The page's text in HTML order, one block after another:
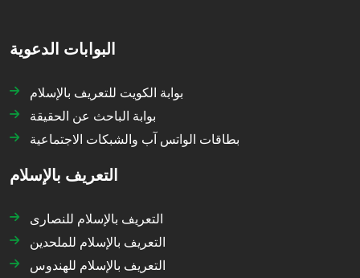
البوابات الدعوية
بوابة الكويت للتعريف بالإسلام
بوابة الباحث عن الحقيقة
بطاقات الواتس آب والشبكات الاجتماعية
التعريف بالإسلام
التعريف بالإسلام للنصارى
التعريف بالإسلام للملحدين
التعريف بالإسلام للهندوس